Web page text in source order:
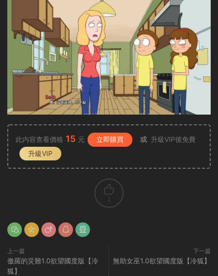
此内容查看價格 15 元 立即購買 或 升級VIP後免費
升級VIP
1
上一篇
傲羅的災難1.0欲望國度版【冷
狐】
下一篇
無助女巫1.0欲望國度版【冷狐】